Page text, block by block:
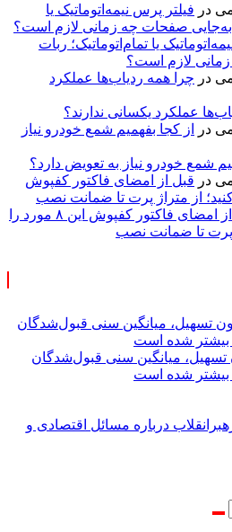
در فیلتر پرس نیمه‌اتوماتیک یا
صفحات چه زمانی لازم است؟
یا تمام‌اتوماتیک؛ ربات
لازم است؟
در چرا همه ردیاب‌ها عملکرد
عملکرد یکسانی ندارند؟
در
از کجا بفهمیم شمع خودرو نیاز
شمع خودرو نیاز به تعویض دارد؟
در قبل از امضای فاکتور کفپوش
قبل از امضای فاکتور کفپوش این ۸ مورد را
پرت تا ضمانت نصب
میانگین سنی قبول‌شدگان
درباره مسائل اقتصادی و